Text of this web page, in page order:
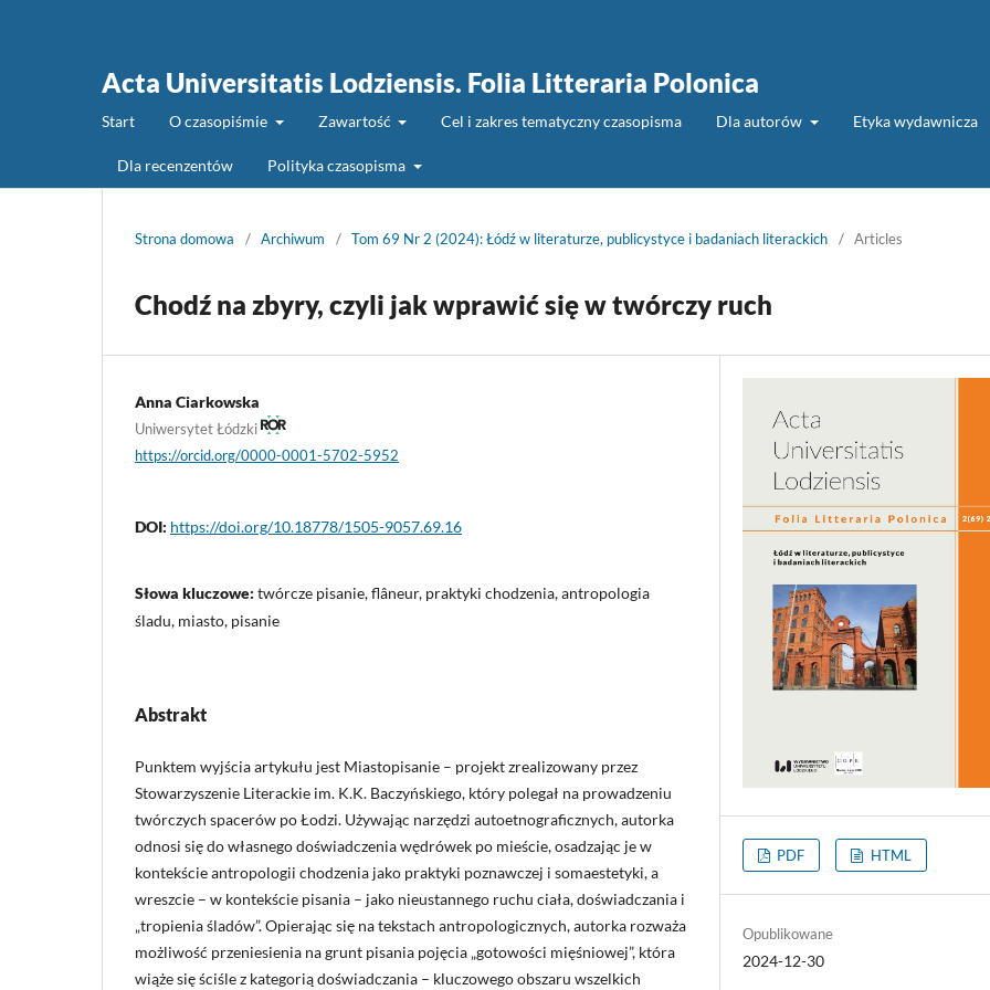
Acta Universitatis Lodziensis. Folia Litteraria Polonica
Start O czasopiśmie Zawartość Cel i zakres tematyczny czasopisma Dla autorów Etyka wydawnicza
Dla recenzentów Polityka czasopisma
Strona domowa / Archiwum / Tom 69 Nr 2 (2024): Łódź w literaturze, publicystyce i badaniach literackich / Articles
Chodź na zbyry, czyli jak wprawić się w twórczy ruch
Anna Ciarkowska
Uniwersytet Łódzki
https://orcid.org/0000-0001-5702-5952
DOI: https://doi.org/10.18778/1505-9057.69.16
Słowa kluczowe: twórcze pisanie, flâneur, praktyki chodzenia, antropologia
śladu, miasto, pisanie
Abstrakt
Punktem wyjścia artykułu jest Miastopisanie – projekt zrealizowany przez
Stowarzyszenie Literackie im. K.K. Baczyńskiego, który polegał na prowadzeniu
twórczych spacerów po Łodzi. Używając narzędzi autoetnograficznych, autorka
odnosi się do własnego doświadczenia wędrówek po mieście, osadzając je w
kontekście antropologii chodzenia jako praktyki poznawczej i somaestetyki, a
wreszcie – w kontekście pisania – jako nieustannego ruchu ciała, doświadczania i
„tropienia śladów”. Opierając się na tekstach antropologicznych, autorka rozważa
możliwość przeniesienia na grunt pisania pojęcia „gotowości mięśniowej”, która
wiąże się ściśle z kategorią doświadczania – kluczowego obszaru wszelkich
PDF HTML
Opublikowane
2024-12-30